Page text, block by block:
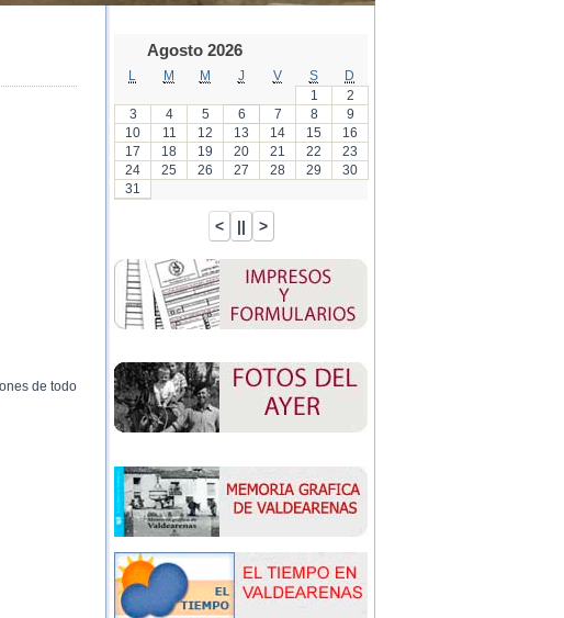
de todo
Agosto 2026
M M J V S
D
1
2
3
4 5 6 7 8
9
10
11 12 13 14 15
16
17
18 19 20 21 22
23
24
25 26 27 28 29
30
31